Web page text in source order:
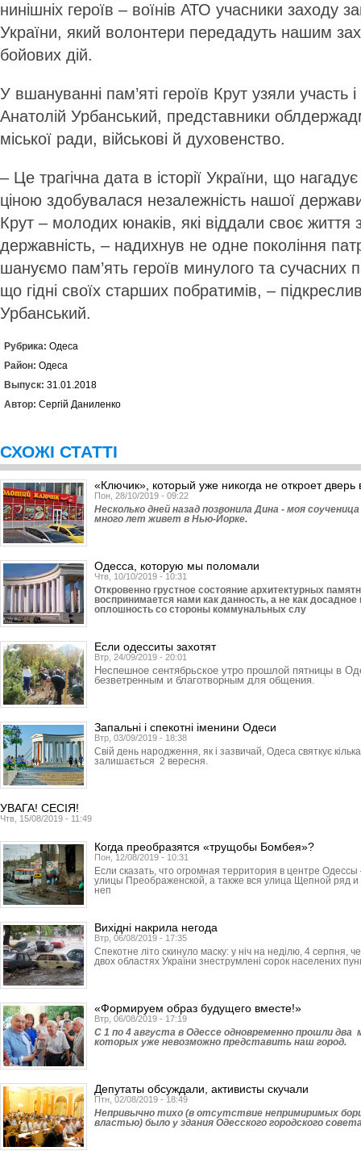
нинішніх героїв – воїнів АТО учасники заходу
України, який волонтери передадуть нашим
бойових дій.
У вшануванні пам’яті героїв Крут узяли участь
Анатолій Урбанський, представники
міської ради, військові й духовенство.
– Це трагічна дата в історії Укра­їни, що
ціною здобувалася незалежність нашої
Крут – молодих юнаків, які віддали своє життя
державність, – надихнув не одне покоління
шануємо пам’ять героїв минулого та сучасних
що гідні своїх старших побратимів, –
Урбанський.
Рубрика: Одеса
Район: Одеса
Выпуск: 31.01.2018
Автор: Сергій Даниленко
СХОЖІ СТАТТІ
«Ключик», который уже никогда не откроет дверь
Пон, 28/10/2019 - 09:22
Несколько дней назад позвонила Дина - моя
много лет живет в Нью-Йорке.
Одесса, которую мы поломали
Чтв, 10/10/2019 - 10:31
Откровенно грустное состояние архитектурных
воспринимается нами как данность, а не как
оплошность со стороны коммунальных слу
Если одесситы захотят
Втр, 24/09/2019 - 20:01
Неспешное сентябрьское утро прошлой пятницы в
безветренным и благотворным для общения.
Запальні і спекотні іменини Одеси
Втр, 03/09/2019 - 18:38
Свій день народження, як і зазвичай, Одеса святкує
залишається 2 вересня.
УВАГА! СЕСІЯ!
Чтв, 15/08/2019 - 11:49
Когда преобразятся «трущобы Бомбея»?
Пон, 12/08/2019 - 10:31
Если сказать, что огромная территория в центре
улицы Преображенской, а также вся улица Щепной ряд и
неп
Вихідні накрила негода
Втр, 06/08/2019 - 17:35
Спекотне літо скинуло маску: у ніч на неділю, 4 серпня,
двох областях України знеструмлені сорок населених
«Формируем образ будущего вместе!»
Втр, 06/08/2019 - 17:19
С 1 по 4 августа в Одессе одновременно прошли
которых уже невозможно представить наш город.
Депутаты обсуждали, активисты скучали
Птн, 02/08/2019 - 18:49
Непривычно тихо (в отсутствие непримиримых
властью) было у здания Одесского городского